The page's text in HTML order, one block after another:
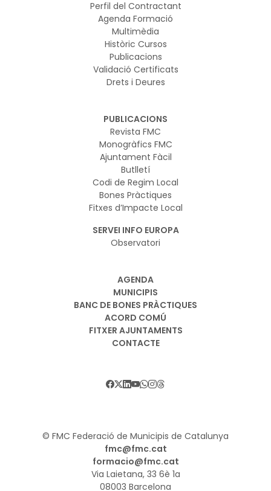
Perfil del Contractant
Agenda Formació
Multimèdia
Històric Cursos
Publicacions
Validació Certificats
Drets i Deures
PUBLICACIONS
Revista FMC
Monogràfics FMC
Ajuntament Fàcil
Butlletí
Codi de Regim Local
Bones Pràctiques
Fitxes d’Impacte Local
SERVEI INFO EUROPA
Observatori
AGENDA
MUNICIPIS
BANC DE BONES PRÀCTIQUES
ACORD COMÚ
FITXER AJUNTAMENTS
CONTACTE
© FMC Federació de Municipis de Catalunya
fmc@fmc.cat
formacio@fmc.cat
Via Laietana, 33 6è 1a
08003 Barcelona